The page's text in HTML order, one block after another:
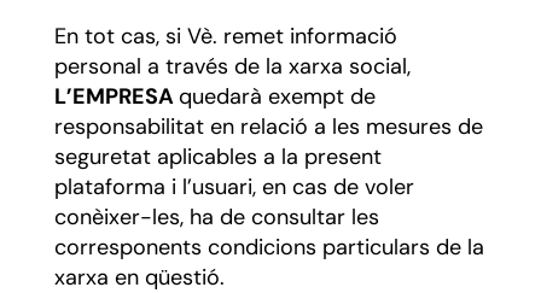
En tot cas, si Vè. remet informació
personal a través de la xarxa social,
L’EMPRESAquedarà exempt de
responsabilitat en relació a les mesures de
seguretat aplicables a la present
plataforma i l’usuari, en cas de voler
conèixer-les, ha de consultar les
corresponents condicions particulars de la
xarxa en qüestió.